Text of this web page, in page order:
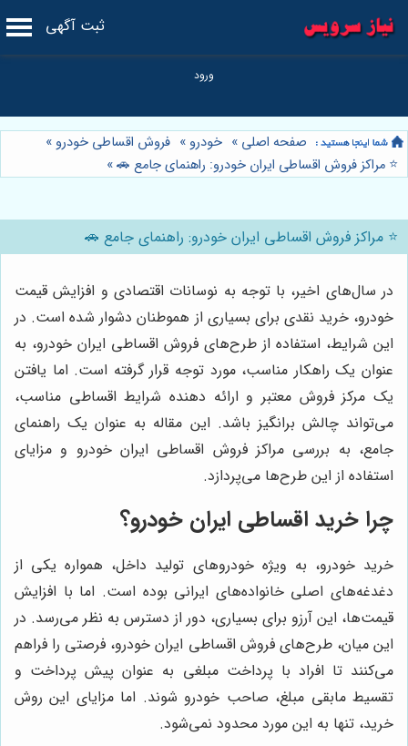
ثبت آگهی
صفحه اصلی » خودرو » فروش اقساطی خودرو »
⭐️ مراکز فروش اقساطی ایران خودرو: راهنمای جامع 🚗»
⭐️ مراکز فروش اقساطی ایران خودرو: راهنمای جامع 🚗
در سال‌های اخیر، با توجه به نوسانات اقتصادی و افزایش قیمت
خودرو، خرید نقدی برای بسیاری از هموطنان دشوار شده است. در
این شرایط، استفاده از طرح‌های فروش اقساطی ایران خودرو، به
عنوان یک راهکار مناسب، مورد توجه قرار گرفته است. اما یافتن
یک مرکز فروش معتبر و ارائه دهنده شرایط اقساطی مناسب،
می‌تواند چالش برانگیز باشد. این مقاله به عنوان یک راهنمای
جامع، به بررسی مراکز فروش اقساطی ایران خودرو و مزایای
استفاده از این طرح‌ها می‌پردازد.
چرا خرید اقساطی ایران خودرو؟
خرید خودرو، به ویژه خودروهای تولید داخل، همواره یکی از
دغدغه‌های اصلی خانواده‌های ایرانی بوده است. اما با افزایش
قیمت‌ها، این آرزو برای بسیاری، دور از دسترس به نظر می‌رسد. در
این میان، طرح‌های فروش اقساطی ایران خودرو، فرصتی را فراهم
می‌کنند تا افراد با پرداخت مبلغی به عنوان پیش پرداخت و
تقسیط مابقی مبلغ، صاحب خودرو شوند. اما مزایای این روش
خرید، تنها به این مورد محدود نمی‌شود.